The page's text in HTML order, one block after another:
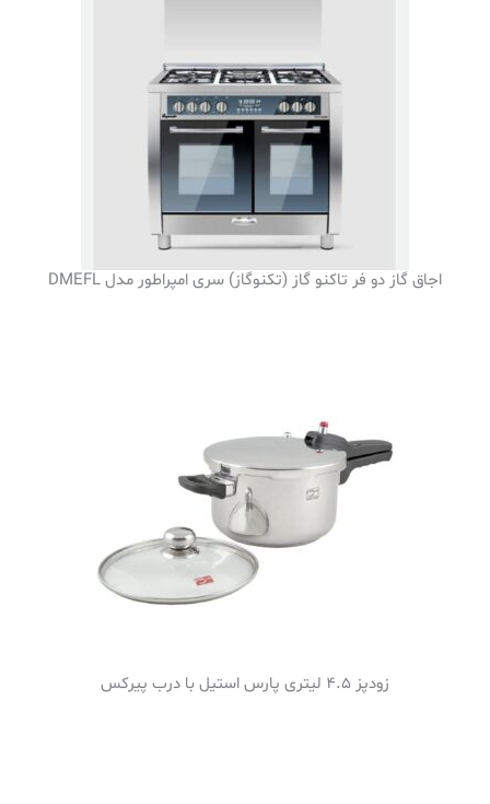
اجاق گاز دو فر تاکنو گاز (تکنوگاز) سری امپراطور مدل DMEFL
زودپز 4.5 لیتری پارس استیل با درب پیرکس